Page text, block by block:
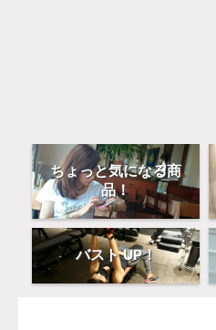
ちょっと気になる商
品！
バスト UP！